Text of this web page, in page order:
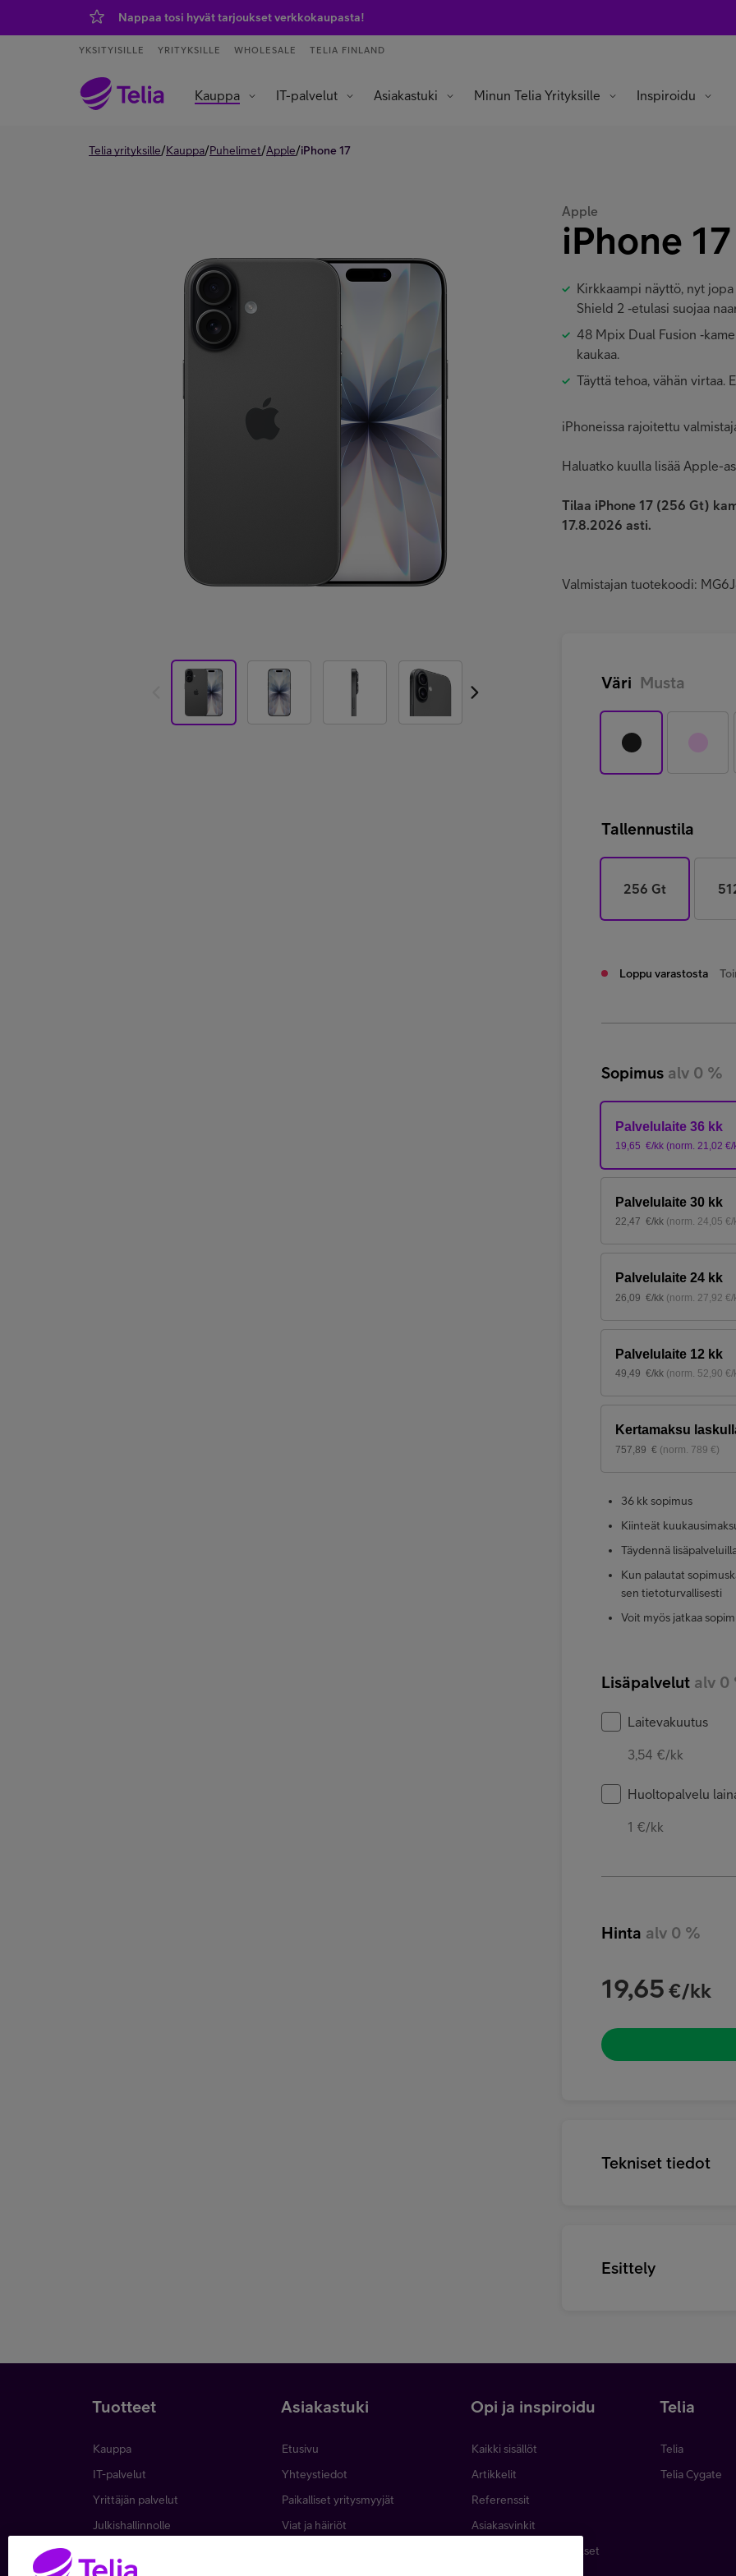
Nappaa tosi hyvät tarjoukset verkkokaupasta!
YKSITYISILLE YRITYKSILLE WHOLESALE TELIA FINLAND
Kauppa IT-palvelut Asiakastuki Minun Telia Yrityksille Inspiroidu
Telia yrityksille/Kauppa/Puhelimet/Apple/iPhone 17
Apple
iPhone 17
Kirkkaampi näyttö, nyt
Shield 2 ‑etulasi suojaa
48 Mpix Dual Fusion
kaukaa.
Täyttä tehoa, vähän virtaa.
iPhoneissa rajoitettu
Haluatko kuulla lisää Apple-
Tilaa iPhone 17 (256 Gt)
17.8.2026 asti.
Valmistajan tuotekoodi:
Väri Musta
Tallennustila
256 Gt
Loppu varastosta
Sopimus alv 0 %
Palvelulaite 36 kk
19,65 €/kk (norm. 21,02 €/
Palvelulaite 30 kk
22,47 €/kk (norm. 24,05 €/
Palvelulaite 24 kk
26,09 €/kk (norm. 27,92 €/
Palvelulaite 12 kk
49,49 €/kk (norm. 52,90 €/
Kertamaksu
757,89 € (norm. 789 €)
36 kk sopimus
Kiinteät
Täydennä
Kun palautat
sen tietoturvallisesti
Voit myös jatkaa
Lisäpalvelut alv 0
Laitevakuutus
3,54 €/kk
Huoltopalvelu
1 €/kk
Hinta alv 0 %
19,65 €/kk
Tekniset tiedot
Esittely
Tuotteet
Kauppa
IT-palvelut
Yrittäjän palvelut
Julkishallinnolle
Asiakastuki
Etusivu
Yhteystiedot
Paikalliset yritysmyyjät
Viat ja häiriöt
Opi ja inspiroidu
Kaikki sisällöt
Artikkelit
Referenssit
Asiakasvinkit
Webinaarit ja koulutukset
Telia
Telia
Telia Cygate